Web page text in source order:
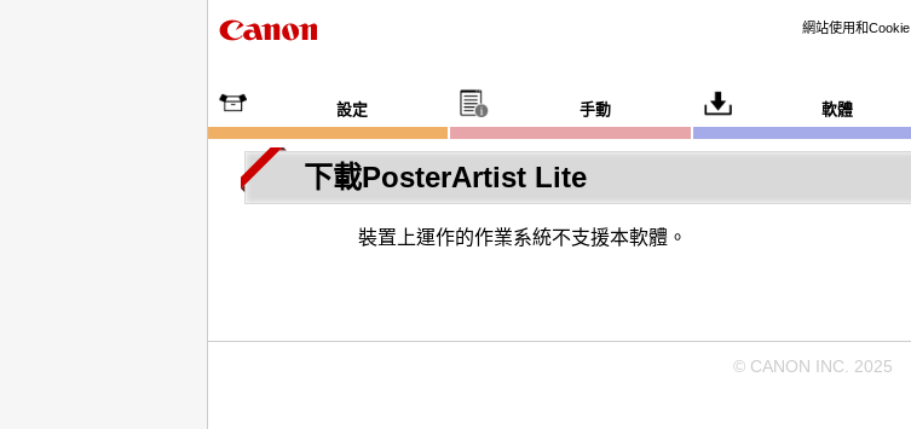
網站使用和Cookie
設定 手動 軟體
下載PosterArtist Lite
裝置上運作的作業系統不支援本軟體。
© CANON INC. 2025